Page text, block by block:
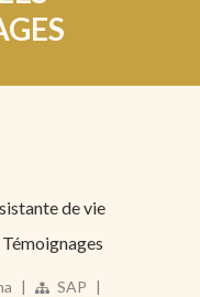
de vie
| SAP |